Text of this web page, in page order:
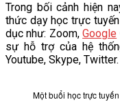
Trong bối cảnh hiện
thức dạy học trực
dục như: Zoom,Google
sự hỗ trợ của hệ
Youtube, Skype, Twitter.
Một buổi học trực